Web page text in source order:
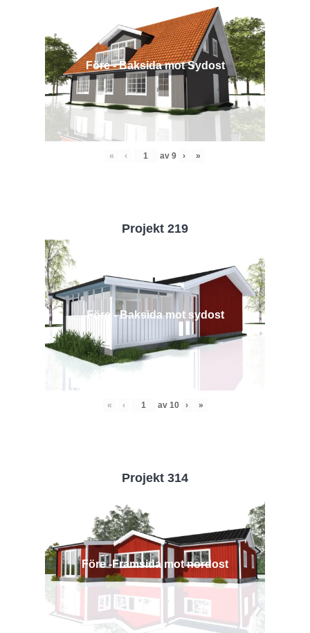
Före - Baksida mot Sydost
« ‹ av 9 › »
Projekt 219
Före - Baksida mot sydost
« ‹ av 10 › »
Projekt 314
Före -Framsida mot nordost